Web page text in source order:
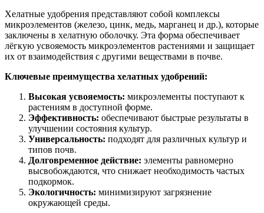
Хелатные удобрения представляют собой комплексы
микроэлементов (железо, цинк, медь, марганец и др.), которые
заключены в хелатную оболочку. Эта форма обеспечивает
лёгкую усвояемость микроэлементов растениями и защищает
их от взаимодействия с другими веществами в почве.
Ключевые преимущества хелатных удобрений:
Высокая усвояемость: микроэлементы поступают к
растениям в доступной форме.
Эффективность: обеспечивают быстрые результаты в
улучшении состояния культур.
Универсальность: подходят для различных культур и
типов почв.
Долговременное действие: элементы равномерно
высвобождаются, что снижает необходимость частых
подкормок.
Экологичность: минимизируют загрязнение
окружающей среды.